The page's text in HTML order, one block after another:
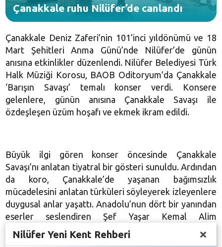
Çanakkale ruhu Nilüfer’de canlandı
Çanakkale Deniz Zaferi’nin 101’inci yıldönümü ve 18
Mart Şehitleri Anma Günü’nde Nilüfer’de günün
anısına etkinlikler düzenlendi. Nilüfer Belediyesi Türk
Halk Müziği Korosu, BAOB Oditoryum’da Çanakkale
‘Barışın Savaşı’ temalı konser verdi. Konsere
gelenlere, günün anısına Çanakkale Savaşı ile
özdeşleşen üzüm hoşafı ve ekmek ikram edildi.
Büyük ilgi gören konser öncesinde Çanakkale
Savaşı’nı anlatan tiyatral bir gösteri sunuldu. Ardından
da koro, Çanakkale’de yaşanan bağımsızlık
mücadelesini anlatan türküleri söyleyerek izleyenlere
duygusal anlar yaşattı. Anadolu’nun dört bir yanından
eserler seslendiren Şef Yaşar Kemal Alim
yönetimindeki koro, zihinlerde Çanakkale ruhunu
canlandırdı. Büyük ilgi gören konser sonunda
Nilüfer Yeni Kent Rehberi